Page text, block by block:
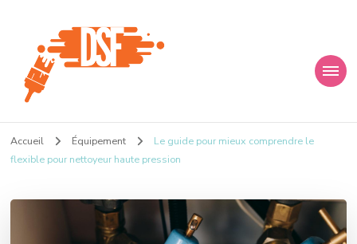
D s f
Accueil Équipement
Le guide pour mieux comprendre le
flexible pour nettoyeur haute pression